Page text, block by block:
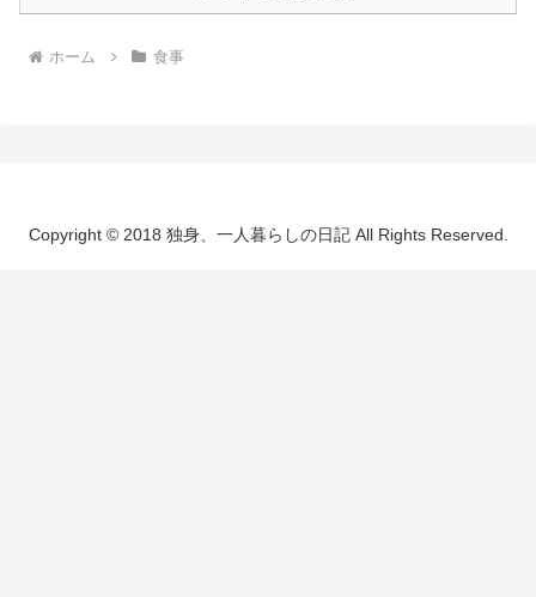
ホーム 食事
Copyright © 2018 独身、一人暮らしの日記 All Rights Reserved.